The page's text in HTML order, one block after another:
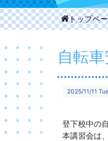
トップペ
自転
2025/11/11
登下校中の
本講習会は